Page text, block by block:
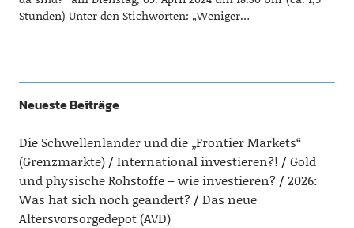
Stunden) Unter den Stichworten: „Weniger…
Neueste Beiträge
Die Schwellenländer und die „Frontier Markets“
(Grenzmärkte)
International investieren?!
Gold
und physische Rohstoffe – wie investieren?
2026:
Was hat sich noch geändert?
Das neue
Altersvorsorgedepot (AVD)